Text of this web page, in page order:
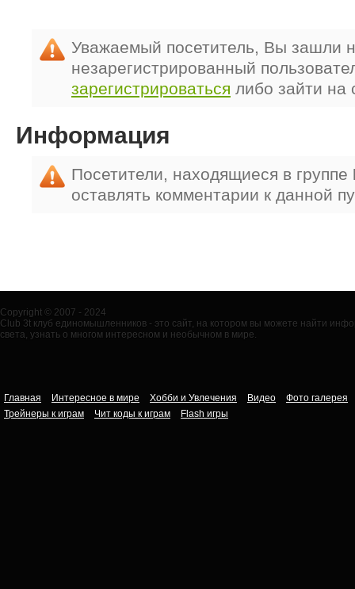
Уважаемый посетитель, Вы зашли
незарегистрированный
зарегистрироваться либо зайти на
Информация
Посетители, находящиеся в группе
оставлять комментарии к данной
Copyright © 2007 - 2024
Club 3t клуб единомышленников - это сайт, на котором вы можете найти
света, узнать о многом интересном и необычном в мире.
Главная Интересное в мире Хобби и Увлечения Видео
Фото галерея
Трейнеры к играм
Чит коды к играм Flash игры